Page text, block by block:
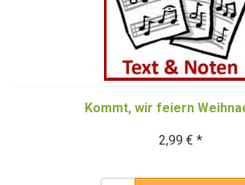
Kommt, wir feiern
2,99 € *